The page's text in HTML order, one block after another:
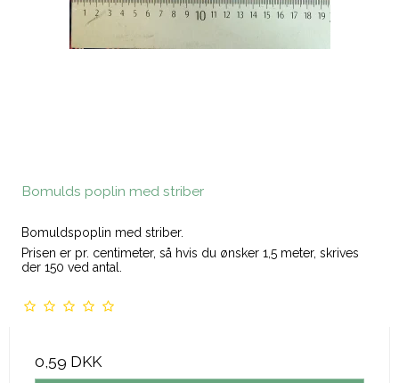
Bomulds poplin med striber
Bomuldspoplin med striber.
Prisen er pr. centimeter, så hvis du ønsker 1,5 meter, skrives
der 150 ved antal.
0,59 DKK